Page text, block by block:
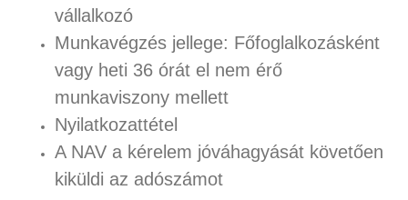
vállalkozó
Munkavégzés jellege: Főfoglalkozásként
vagy heti 36 órát el nem érő
munkaviszony mellett
Nyilatkozattétel
A NAV a kérelem jóváhagyását követően
kiküldi az adószámot